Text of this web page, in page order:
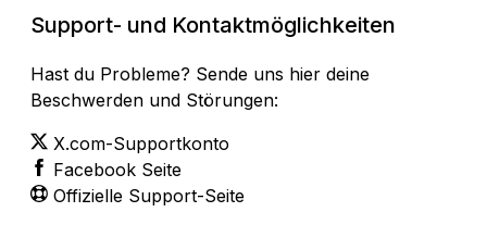
Support- und Kontaktmöglichkeiten
Hast du Probleme? Sende uns hier deine
Beschwerden und Störungen:
X.com-Supportkonto
Facebook Seite
Offizielle Support-Seite